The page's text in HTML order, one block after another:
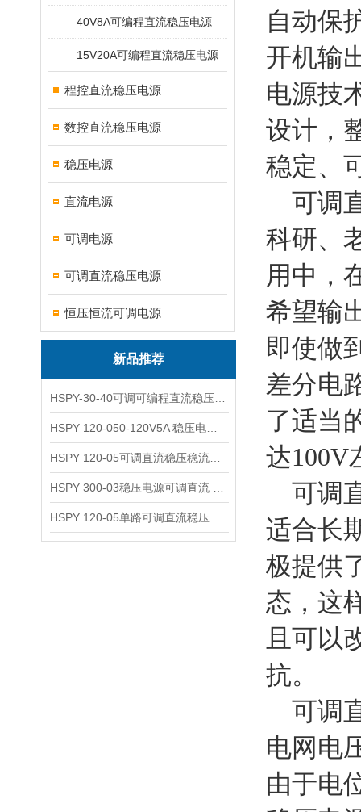
40V8A可编程直流稳压电源
15V20A可编程直流稳压电源
程控直流稳压电源
数控直流稳压电源
稳压电源
直流电源
可调电源
可调直流稳压电源
恒压恒流可调电源
新品推荐
自动保
开机输
电源技
设计，
稳定、
可调
科研、
用中，
希望输
即使做
差分电
了适当
达100V
可调
适合长
极提供
态，这
且可以
抗。
可调
电网电
由于电